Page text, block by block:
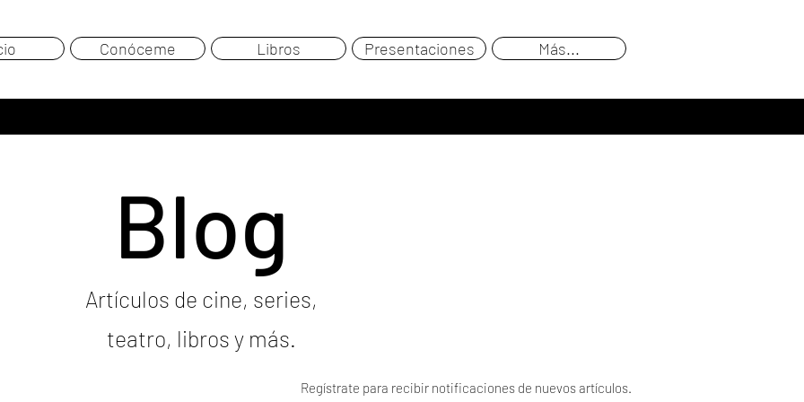
Conóceme Libros Presentaciones Más...
Blog
Artículos de cine, series,
teatro, libros y más.
Regístrate para recibir notificaciones de nuevos artículos.